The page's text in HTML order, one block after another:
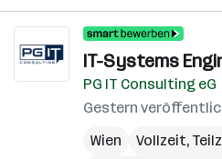
IT-Systems
PG IT Consulting eG
Gestern
Wien
Vollzeit,